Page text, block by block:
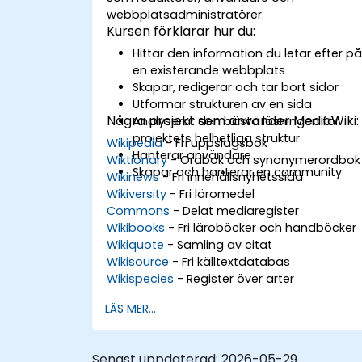
webbplatsadministratörer.
Kursen förklarar hur du:
Hittar den information du letar efter på
en existerande webbplats
Skapar, redigerar och tar bort sidor
Utformar strukturen av en sida
Analyserar den bästa lösningen för
projektets helhetliga struktur
Hanterar användare
Skapar och hanterar en community
Några projekt som använder MediaWiki:
Wikipedia- Fri uppslagsbok
Wiktionary- Ordbok och synonymerordbok
Wikinews- Fri innehållsnyhetssida
Wikiversity - Fri läromedel
Commons - Delat mediaregister
Wikibooks - Fri läroböcker och handböcker
Wikiquote - Samling av citat
Wikisource - Fri källtextdatabas
Wikispecies - Register över arter
LÄS MER...